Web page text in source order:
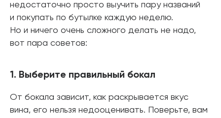
недостаточно просто выучить пару названий
и покупать по бутылке каждую неделю.
Но и ничего очень сложного делать не надо,
вот пара советов:
1. Выберите правильный бокал
От бокала зависит, как раскрывается вкус
вина, его нельзя недооценивать. Поверьте, вам